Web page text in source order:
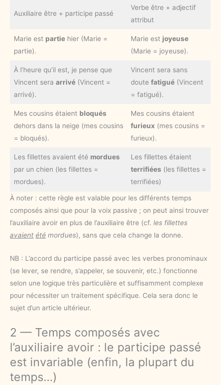
Auxiliaire être + participe passé
Verbe être + adjectif
attribut
Marie est partiehier (Marie =
partie).
Marie est joyeuse
(Marie = joyeuse).
À l’heure qu’il est, je pense que
Vincent sera arrivé(Vincent =
arrivé).
Vincent sera sans
doute fatigué(Vincent
= fatigué).
Mes cousins étaient bloqués
dehors dans la neige (mes cousins
= bloqués).
Mes cousins étaient
furieux(mes cousins =
furieux).
Les fillettes avaient été mordues
par un chien (les fillettes =
mordues).
Les fillettes étaient
terrifiées (les fillettes =
terrifiées)
À noter : cette règle est valable pour les différents temps
composés ainsi que pour la voix passive ; on peut ainsi trouver
l’auxiliaire avoir en plus de l’auxiliaire être (cf. les fillettes
avaient été mordues), sans que cela change la donne.
NB : L’accord du participe passé avec les verbes pronominaux
(se lever, se rendre, s’appeler, se souvenir, etc.) fonctionne
selon une logique très particulière et suffisamment complexe
pour nécessiter un traitement spécifique. Cela sera donc le
sujet d’un article ultérieur.
2 — Temps composés avec
l’auxiliaire avoir : le participe passé
est invariable (enfin, la plupart du
temps…)